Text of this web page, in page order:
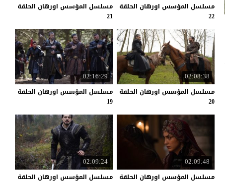
مسلسل المؤسس اورهان الحلقة
22
مسلسل المؤسس اورهان الحلقة
21
02:08:38
مسلسل المؤسس اورهان الحلقة
20
02:16:29
مسلسل المؤسس اورهان الحلقة
19
02:09:48
مسلسل المؤسس اورهان الحلقة
02:09:24
مسلسل المؤسس اورهان الحلقة